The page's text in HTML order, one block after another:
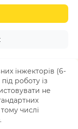
інжекторів (6-
роботу із
не
числі